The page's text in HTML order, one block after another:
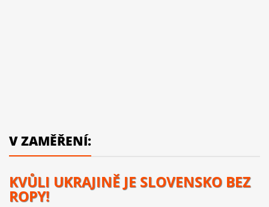
V ZAMĚŘENÍ:
KVŮLI UKRAJINĚ JE SLOVENSKO BEZ
ROPY!